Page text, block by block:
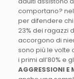
comportano?
per difendere
23% dei ragazzi
accorgono di
sono più le volte
i primi all’80% e
AGGRESSIONI E